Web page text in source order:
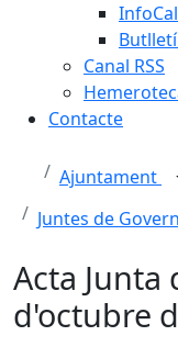
Canal RSS
Contacte
Ajuntament
Juntes de Govern
Acta Junta
d'octubre